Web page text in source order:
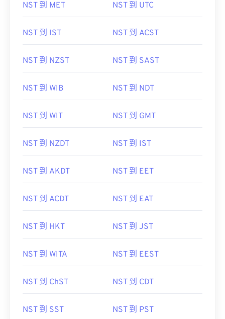
NST 到 MET NST 到 UTC
NST 到 IST NST 到 ACST
NST 到 NZST NST 到 SAST
NST 到 WIB NST 到 NDT
NST 到 WIT NST 到 GMT
NST 到 NZDT NST 到 IST
NST 到 AKDT NST 到 EET
NST 到 ACDT NST 到 EAT
NST 到 HKT NST 到 JST
NST 到 WITA NST 到 EEST
NST 到 ChST NST 到 CDT
NST 到 SST NST 到 PST